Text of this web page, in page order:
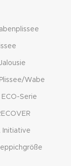
Wabe
ECO-Serie
Initiative